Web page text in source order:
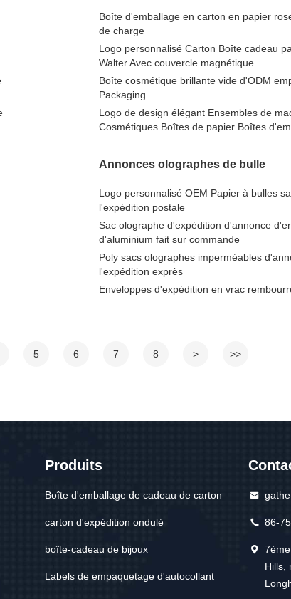
Boîte d'emballage en carton en papier
de charge
Logo personnalisé Carton Boîte cadeau
Walter Avec couvercle magnétique
Boîte cosmétique brillante vide d'ODM
Packaging
Logo de design élégant Ensembles de
Cosmétiques Boîtes de papier Boîtes
Annonces olographes de bulle
Logo personnalisé OEM Papier à bulles
l'expédition postale
Sac olographe d'expédition d'annonce
d'aluminium fait sur commande
Poly sacs olographes imperméables
l'expédition exprès
Enveloppes d'expédition en vrac
5 6 7 8 > >>
Produits
Boîte d'emballage de cadeau de carton
carton d'expédition ondulé
boîte-cadeau de bijoux
Labels de empaquetage d'autocollant
86-
Hills,